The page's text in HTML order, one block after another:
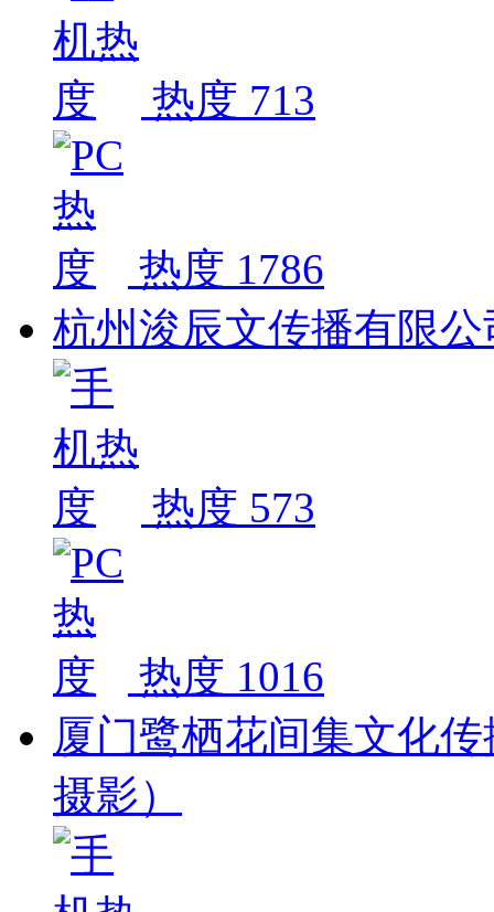
热度 713
热度 1786
杭州浚辰文传播有限
热度 573
热度 1016
厦门鹭栖花间集文化
摄影）